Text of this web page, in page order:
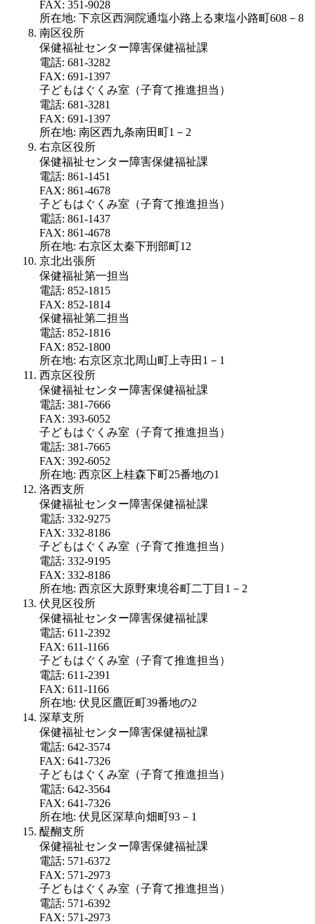
FAX: 351-9028
所在地: 下京区西洞院通塩小路上る東塩小路町608－8
南区役所
保健福祉センター障害保健福祉課
電話: 681-3282
FAX: 691-1397
子どもはぐくみ室（子育て推進担当）
電話: 681-3281
FAX: 691-1397
所在地: 南区西九条南田町1－2
右京区役所
保健福祉センター障害保健福祉課
電話: 861-1451
FAX: 861-4678
子どもはぐくみ室（子育て推進担当）
電話: 861-1437
FAX: 861-4678
所在地: 右京区太秦下刑部町12
京北出張所
保健福祉第一担当
電話: 852-1815
FAX: 852-1814
保健福祉第二担当
電話: 852-1816
FAX: 852-1800
所在地: 右京区京北周山町上寺田1－1
西京区役所
保健福祉センター障害保健福祉課
電話: 381-7666
FAX: 393-6052
子どもはぐくみ室（子育て推進担当）
電話: 381-7665
FAX: 392-6052
所在地: 西京区上桂森下町25番地の1
洛西支所
保健福祉センター障害保健福祉課
電話: 332-9275
FAX: 332-8186
子どもはぐくみ室（子育て推進担当）
電話: 332-9195
FAX: 332-8186
所在地: 西京区大原野東境谷町二丁目1－2
伏見区役所
保健福祉センター障害保健福祉課
電話: 611-2392
FAX: 611-1166
子どもはぐくみ室（子育て推進担当）
電話: 611-2391
FAX: 611-1166
所在地: 伏見区鷹匠町39番地の2
深草支所
保健福祉センター障害保健福祉課
電話: 642-3574
FAX: 641-7326
子どもはぐくみ室（子育て推進担当）
電話: 642-3564
FAX: 641-7326
所在地: 伏見区深草向畑町93－1
醍醐支所
保健福祉センター障害保健福祉課
電話: 571-6372
FAX: 571-2973
子どもはぐくみ室（子育て推進担当）
電話: 571-6392
FAX: 571-2973